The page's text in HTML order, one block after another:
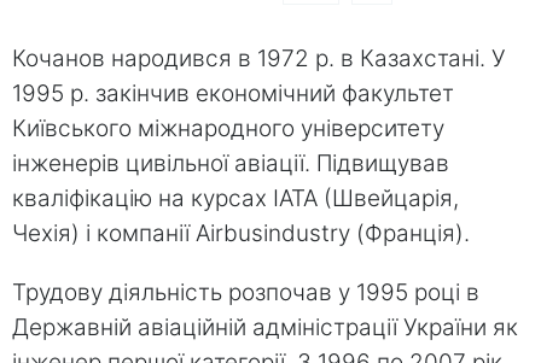
Кочанов народився в 1972 р. в Казахстані. У
1995 р. закінчив економічний факультет
Київського міжнародного університету
інженерів цивільної авіації. Підвищував
кваліфікацію на курсах IATA (Швейцарія,
Чехія) і компанії Airbusindustry (Франція).
Трудову діяльність розпочав у 1995 році в
Державній авіаційній адміністрації України як